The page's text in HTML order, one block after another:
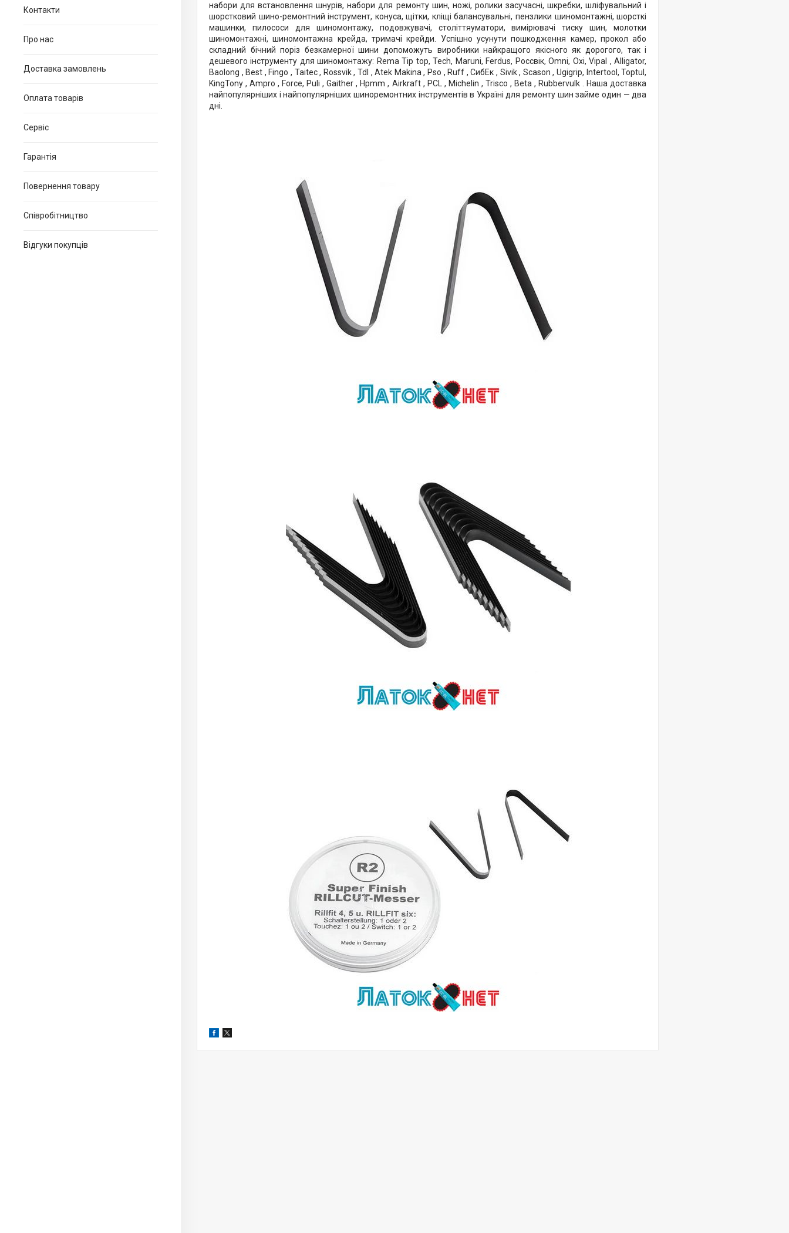
Контакти
Про нас
Доставка замовлень
Оплата товарів
Сервіс
Гарантія
Повернення товару
Співробітництво
Відгуки покупців
набори для встановлення шнурів, набори для ремонту шин, ножі, ролики засучасні, шкребки, шліфувальний і
шорстковий шино-ремонтний інструмент, конуса, щітки, кліщі балансувальні, пензлики шиномонтажні, шорсткі
машинки, пилососи для шиномонтажу, подовжувачі, століттяуматори, вимірювачі тиску шин, молотки
шиномонтажні, шиномонтажна крейда, тримачі крейди. Успішно усунути пошкодження камер, прокол або
складний бічний поріз безкамерної шини допоможуть виробники найкращого якісного як дорогого, так і
дешевого інструменту для шиномонтажу: Rema Tip top, Tech, Maruni, Ferdus, Россвік, Omni, Oxi, Vipal , Alligator,
Baolong , Best , Fingo , Taitec , Rossvik , Tdl , Atek Makina , Pso , Ruff , СибЕк , Sivik , Scason , Ugigrip, Intertool, Toptul,
KingTony , Ampro , Force, Puli , Gaither , Hpmm , Airkraft , PCL , Michelin , Trisco , Beta , Rubbervulk . Наша доставка
найпопулярніших і найпопулярніших шиноремонтних інструментів в Україні для ремонту шин займе один — два
дні.